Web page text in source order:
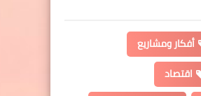
أفكار ومشاريع
اقتصاد